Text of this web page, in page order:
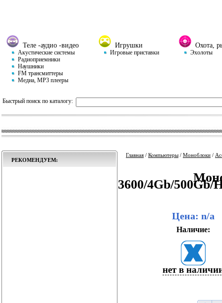
Теле -аудио -видео
Акустические системы
Радиоприемники
Наушники
FM трансмиттеры
Медиа, MP3 плееры
Игрушки
Игровые приставки
Охота,
Эхолоты
Быстрый поиск по каталогу:
РЕКОМЕНДУЕМ:
Главная / Компьютеры / Моноблоки /
3600/4Gb/
Цена: n/a
Наличие:
нет в